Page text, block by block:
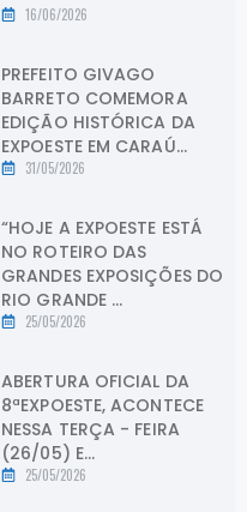
16/06/2026
PREFEITO GIVAGO
BARRETO COMEMORA
EDIÇÃO HISTÓRICA DA
EXPOESTE EM CARAÚ...
31/05/2026
“HOJE A EXPOESTE ESTÁ
NO ROTEIRO DAS
GRANDES EXPOSIÇÕES DO
RIO GRANDE ...
25/05/2026
ABERTURA OFICIAL DA
8ªEXPOESTE, ACONTECE
NESSA TERÇA - FEIRA
(26/05) E...
25/05/2026